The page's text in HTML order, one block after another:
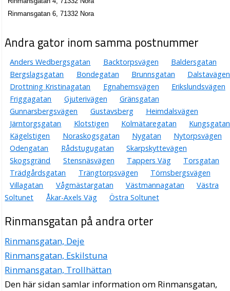
Rinmansgatan 6, 71332 Nora
Andra gator inom samma postnummer
Anders Wedbergsgatan Backtorpsvägen
Baldersgatan
Bergslagsgatan
Bondegatan Brunnsgatan
Dalstavägen
Drottning Kristinagatan
Egnahemsvägen
Erikslundsvägen
Friggagatan
Gjuterivägen
Gränsgatan
Gunnarsbergsvägen
Gustavsberg
Heimdalsvägen
Järntorgsgatan
Klotstigen Kolmätaregatan
Kungsgatan
Kägelstigen
Noraskogsgatan Nygatan
Nytorpsvägen
Odengatan
Rådstugugatan
Skarpskyttevägen
Skogsgränd
Stensnäsvägen Tappers Väg
Torsgatan
Trädgårdsgatan
Trängtorpsvägen
Törnsbergsvägen
Villagatan
Vågmästargatan Västmannagatan
Västra
Soltunet
Åkar-Axels Väg Östra Soltunet
Rinmansgatan på andra orter
Rinmansgatan, Deje
Rinmansgatan, Eskilstuna
Rinmansgatan, Trollhättan
Den här sidan samlar information om Rinmansgatan,